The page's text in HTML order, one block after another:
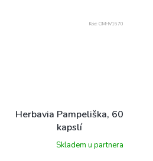
Herbavia Pampeliška, 60
kapslí
Skladem u partnera
Kód: OMHV1670